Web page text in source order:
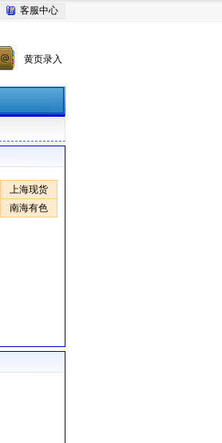
客服中心
黄页录入
上海现货
南海有色